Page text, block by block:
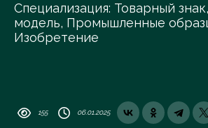
Специализация: Товарный
модель, Промышленные
Изобретение
155 06.01.2025